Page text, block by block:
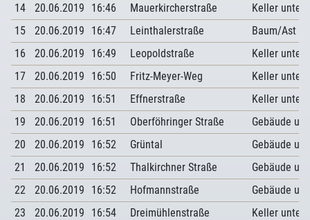
14
20.06.2019 16:46 Mauerkircherstraße
Keller unter
15
20.06.2019 16:47 Leinthalerstraße
Baum/Ast
16
20.06.2019 16:49 Leopoldstraße
Keller unter
17
20.06.2019 16:50 Fritz-Meyer-Weg
Keller unter
18
20.06.2019 16:51 Effnerstraße
Keller unter
19
20.06.2019 16:51 Oberföhringer Straße
Gebäude
20
20.06.2019 16:52 Grüntal
Gebäude
21
20.06.2019 16:52 Thalkirchner Straße
Gebäude
22
20.06.2019 16:52 Hofmannstraße
Gebäude
23
20.06.2019 16:54 Dreimühlenstraße
Keller unter